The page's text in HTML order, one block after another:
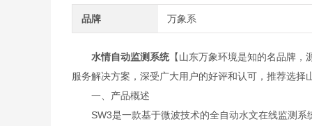
品牌 万象系
水情自动监测系统【山东万象环境是知的名品牌，
服务解决方案，深受广大用户的好评和认可，推荐选择
一、产品概述
SW3是一款基于微波技术的全自动水文在线监测系